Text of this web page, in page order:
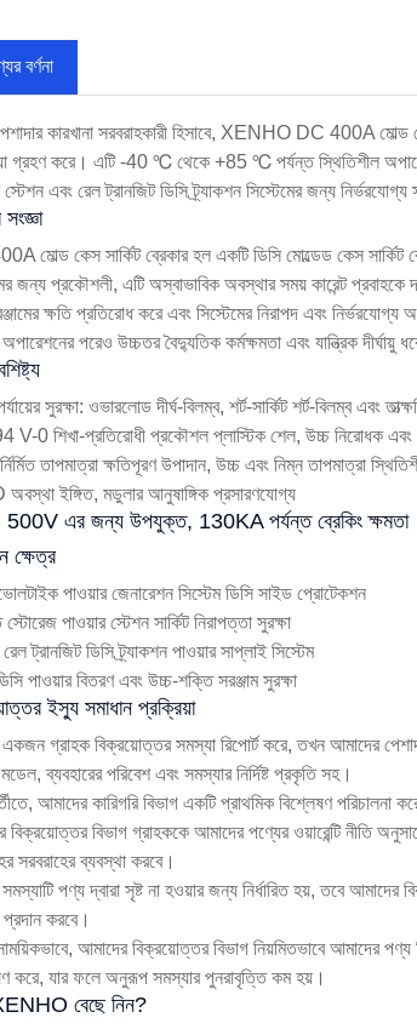
বর্ণনা
কারখানা সরবরাহকারী হিসাবে, XENHO DC 400A মোল্ড
গ্রহণ করে। এটি -40 ℃ থেকে +85 ℃ পর্যন্ত স্থিতিশীল
স্টেশন এবং রেল ট্রানজিট ডিসি ট্র্যাকশন সিস্টেমের জন্য নির্ভরযোগ্য
মোল্ড কেস সার্কিট ব্রেকার হল একটি ডিসি মোল্ডেড কেস সার্কিট
জন্য প্রকৌশলী, এটি অস্বাভাবিক অবস্থার সময় কারেন্ট
ক্ষতি প্রতিরোধ করে এবং সিস্টেমের নিরাপদ এবং
পরেও উচ্চতর বৈদ্যুতিক কর্মক্ষমতা এবং যান্ত্রিক দীর্ঘায়ু ধরে
সুরক্ষা: ওভারলোড দীর্ঘ-বিলম্ব, শর্ট-সার্কিট শর্ট-বিলম্ব এবং
V-0 শিখা-প্রতিরোধী প্রকৌশল প্লাস্টিক শেল, উচ্চ নিরোধক এবং
তাপমাত্রা ক্ষতিপূরণ উপাদান, উচ্চ এবং নিম্ন তাপমাত্রা
ইঙ্গিত, মডুলার আনুষাঙ্গিক প্রসারণযোগ্য
500V এর জন্য উপযুক্ত, 130KA পর্যন্ত ব্রেকিং ক্ষমতা
ক্ষেত্র
পাওয়ার জেনারেশন সিস্টেম ডিসি সাইড প্রোটেকশন
পাওয়ার স্টেশন সার্কিট নিরাপত্তা সুরক্ষা
ট্রানজিট ডিসি ট্র্যাকশন পাওয়ার সাপ্লাই সিস্টেম
পাওয়ার বিতরণ এবং উচ্চ-শক্তি সরঞ্জাম সুরক্ষা
ইস্যু সমাধান প্রক্রিয়া
গ্রাহক বিক্রয়োত্তর সমস্যা রিপোর্ট করে, তখন আমাদের
ব্যবহারের পরিবেশ এবং সমস্যার নির্দিষ্ট প্রকৃতি সহ।
আমাদের কারিগরি বিভাগ একটি প্রাথমিক বিশ্লেষণ পরিচালনা
বিক্রয়োত্তর বিভাগ গ্রাহককে আমাদের পণ্যের ওয়ারেন্টি নীতি
সরবরাহের ব্যবস্থা করবে।
পণ্য দ্বারা সৃষ্ট না হওয়ার জন্য নির্ধারিত হয়, তবে
প্রদান করবে।
আমাদের বিক্রয়োত্তর বিভাগ নিয়মিতভাবে আমাদের
করে, যার ফলে অনুরূপ সমস্যার পুনরাবৃত্তি কম হয়।
বেছে নিন?